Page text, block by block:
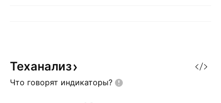
Теханализ
Что говорят индикаторы?